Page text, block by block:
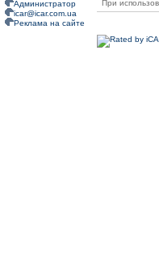
Администратор
icar@icar.com.ua
Реклама на сайте
При